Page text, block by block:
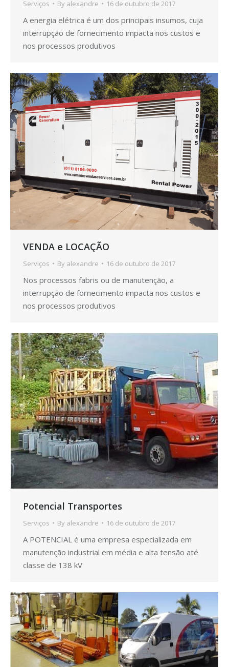
Serviços By alexandre 16 de outubro de 2017
A energia elétrica é um dos principais insumos, cuja
interrupção de fornecimento impacta nos custos e
nos processos produtivos
VENDA e LOCAÇÃO
Serviços By alexandre 16 de outubro de 2017
Nos processos fabris ou de manutenção, a
interrupção de fornecimento impacta nos custos e
nos processos produtivos
Potencial Transportes
Serviços By alexandre 16 de outubro de 2017
A POTENCIAL é uma empresa especializada em
manutenção industrial em média e alta tensão até
classe de 138 kV